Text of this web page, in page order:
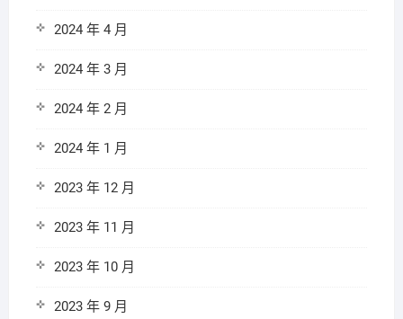
2024 年 4 月
2024 年 3 月
2024 年 2 月
2024 年 1 月
2023 年 12 月
2023 年 11 月
2023 年 10 月
2023 年 9 月